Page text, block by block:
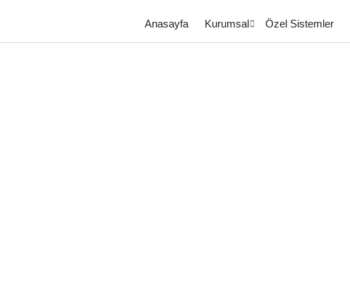
Anasayfa Kurumsal Özel Sistemler